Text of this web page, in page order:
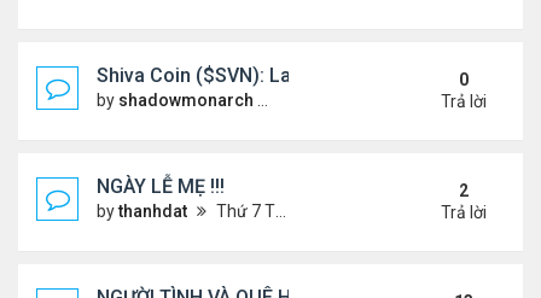
Shiva Coin ($SVN): Launching a Spiritually
by shadowmonarch Thứ 2 Tháng 5 19, 2025 7:01 am
0
Trả lời
NGÀY LỄ MẸ !!!
bythanhdat Thứ 7 Tháng 5 10, 2025 4:21 pm
2
Trả lời